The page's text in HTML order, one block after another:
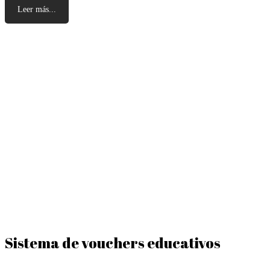
Leer más...
Sistema de vouchers educativos